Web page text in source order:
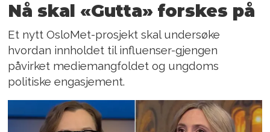
Nå skal «Gutta» forskes på
Et nytt OsloMet-prosjekt skal undersøke
hvordan innholdet til influenser-gjengen
påvirket mediemangfoldet og ungdoms
politiske engasjement.